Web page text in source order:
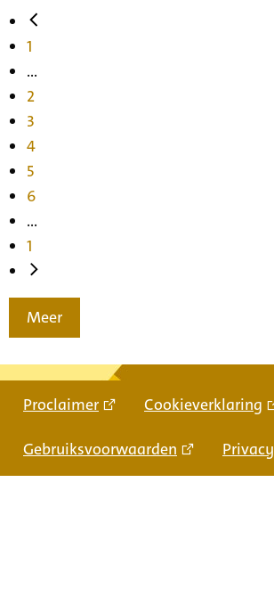
1
...
2
3
4
5
6
...
1
Meer
Proclaimer Cookieverklaring
Gebruiksvoorwaarden Privacy